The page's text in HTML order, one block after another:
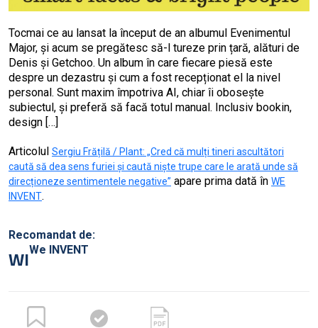
Tocmai ce au lansat la început de an albumul Evenimentul
Major, și acum se pregătesc să-l tureze prin țară, alături de
Denis și Getchoo. Un album în care fiecare piesă este
despre un dezastru și cum a fost recepționat el la nivel
personal. Sunt maxim împotriva AI, chiar îi obosește
subiectul, și preferă să facă totul manual. Inclusiv bookin,
design […]
Articolul Sergiu Frățilă / Plant: „Cred că mulți tineri ascultători
caută să dea sens furiei și caută niște trupe care le arată unde să
direcționeze sentimentele negative” apare prima dată în WE
INVENT.
Recomandat de:
WIWe INVENT